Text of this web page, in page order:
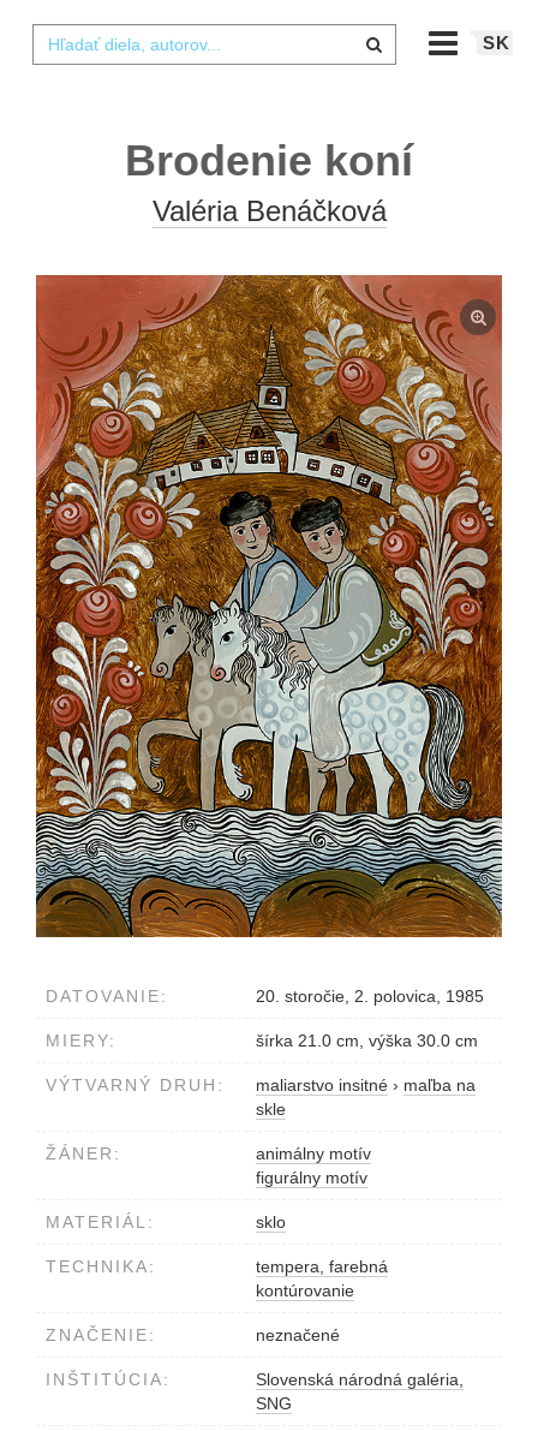
SK
Brodenie koní
Valéria Benáčková
DATOVANIE: 20. storočie, 2. polovica, 1985
MIERY: šírka 21.0 cm, výška 30.0 cm
VÝTVARNÝ DRUH: maliarstvo insitné › maľba na
skle
ŽÁNER:
animálny motív
figurálny motív
MATERIÁL: sklo
TECHNIKA:
tempera, farebná
kontúrovanie
ZNAČENIE: neznačené
INŠTITÚCIA:
Slovenská národná galéria,
SNG